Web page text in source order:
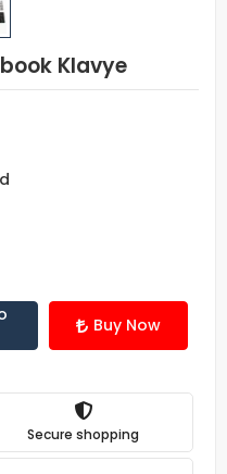
Klavye
Buy Now
Secure shopping